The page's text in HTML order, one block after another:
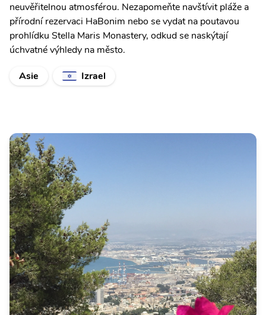
neuvěřitelnou atmosférou. Nezapomeňte navštívit pláže a
přírodní rezervaci HaBonim nebo se vydat na poutavou
prohlídku Stella Maris Monastery, odkud se naskýtají
úchvatné výhledy na město.
Asie
Izrael